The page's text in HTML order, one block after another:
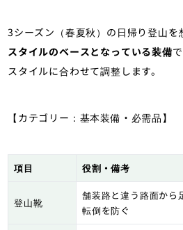
3シーズン（春夏秋）の日帰り登山を
スタイルのベースとなっている装備
スタイルに合わせて調整します。
【カテゴリー：基本装備・必需品】
項目 役割・備考
登山靴
舗装路と違う路面から
転倒を防ぐ